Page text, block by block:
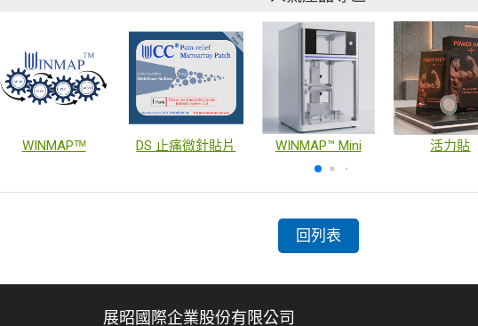
WINMAPᵀᴹ DS 止痛微針貼片 WINMAP™ Mini 活力貼
回列表
展昭國際企業股份有限公司